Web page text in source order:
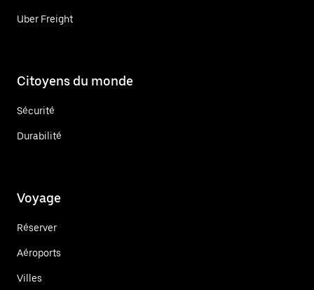
Uber Freight
Citoyens du monde
Sécurité
Durabilité
Voyage
Réserver
Aéroports
Villes